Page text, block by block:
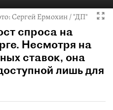
Сергей Ермохин / "ДП"
спроса на
Несмотря на
ставок, она
лишь для